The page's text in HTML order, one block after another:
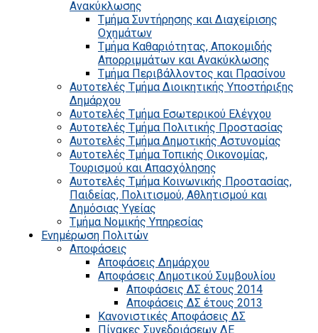
Ανακύκλωσης
Τμήμα Συντήρησης και Διαχείρισης
Οχημάτων
Τμήμα Καθαριότητας, Αποκομιδής
Απορριμμάτων και Ανακύκλωσης
Τμήμα Περιβάλλοντος και Πρασίνου
Αυτοτελές Τμήμα Διοικητικής Υποστήριξης
Δημάρχου
Αυτοτελές Τμήμα Εσωτερικού Ελέγχου
Αυτοτελές Τμήμα Πολιτικής Προστασίας
Αυτοτελές Τμήμα Δημοτικής Αστυνομίας
Αυτοτελές Τμήμα Τοπικής Οικονομίας,
Τουρισμού και Απασχόλησης
Αυτοτελές Τμήμα Κοινωνικής Προστασίας,
Παιδείας, Πολιτισμού, Αθλητισμού και
Δημόσιας Υγείας
Τμήμα Νομικής Υπηρεσίας
Ενημέρωση Πολιτών
Αποφάσεις
Αποφάσεις Δημάρχου
Αποφάσεις Δημοτικού Συμβουλίου
Αποφάσεις ΔΣ έτους 2014
Αποφάσεις ΔΣ έτους 2013
Κανονιστικές Αποφάσεις ΔΣ
Πίνακες Συνεδριάσεων ΔΕ